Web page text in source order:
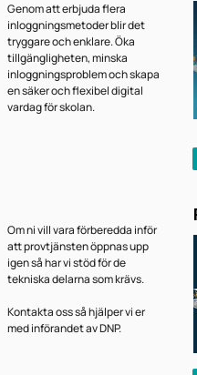
Genom att erbjuda flera
inloggningsmetoder blir det
tryggare och enklare. Öka
tillgängligheten, minska
inloggningsproblem och skapa
en säker och flexibel digital
vardag för skolan.
Om ni vill vara förberedda inför
att provtjänsten öppnas upp
igen så har vi stöd för de
tekniska delarna som krävs.
Kontakta oss så hjälper vi er
med införandet av DNP.